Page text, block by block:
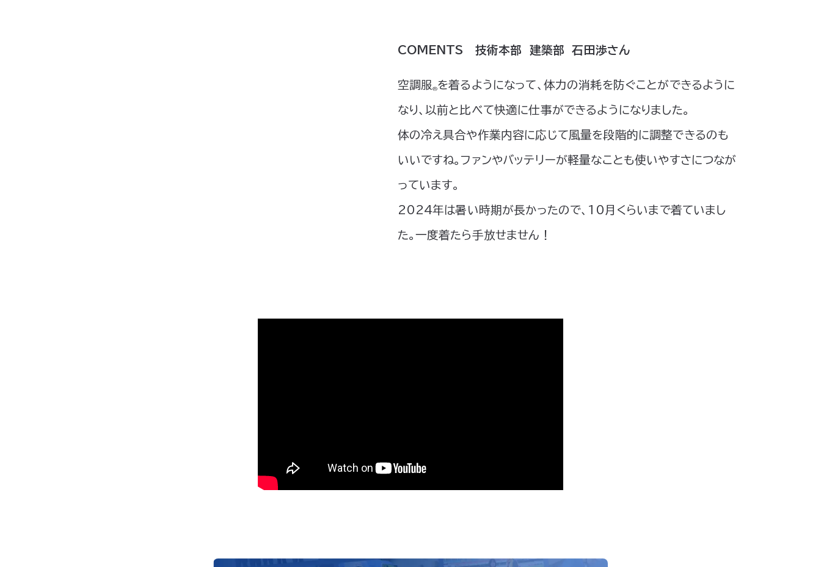
COMENTS 技術本部 建築部 石田渉さん
空調服 ®を着るようになって、体力の消耗を防ぐことができるように
なり、以前と比べて快適に仕事ができるようになりました。
体の冷え具合や作業内容に応じて風量を段階的に調整できるのも
いいですね。ファンやバッテリーが軽量なことも使いやすさにつなが
っています。
2024年は暑い時期が長かったので、10月くらいまで着ていまし
た。一度着たら手放せません！